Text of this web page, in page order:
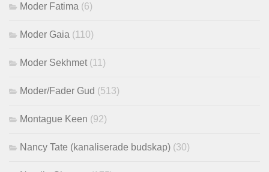
Moder Fatima (6)
Moder Gaia (110)
Moder Sekhmet (11)
Moder/Fader Gud (513)
Montague Keen (92)
Nancy Tate (kanaliserade budskap) (30)